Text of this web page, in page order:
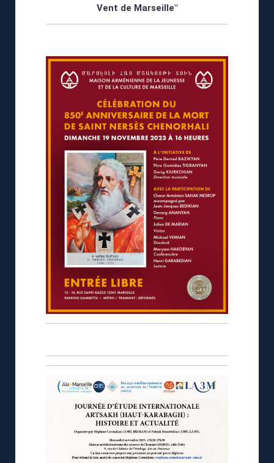
Vent de Marseille"